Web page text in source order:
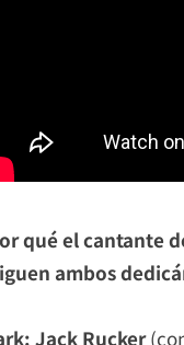
qué el cantante
ambos
Jack Rucker